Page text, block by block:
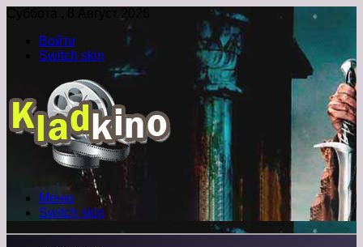
Суббота , 8 Август 2026
Войти
Switch skin
Меню
Switch skin